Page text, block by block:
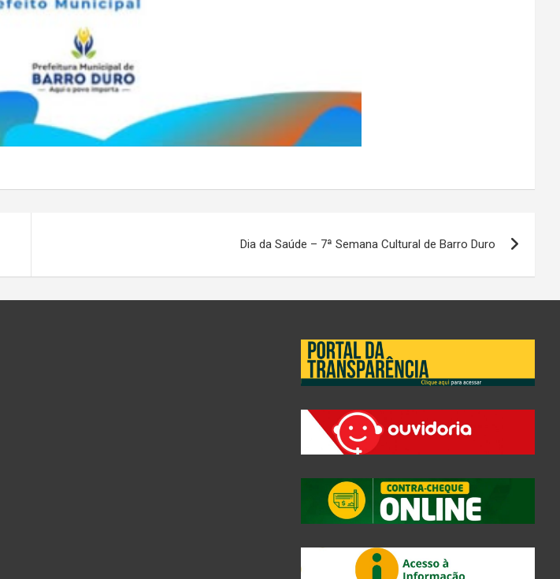
Dia da Saúde – 7ª Semana Cultural de Barro Duro